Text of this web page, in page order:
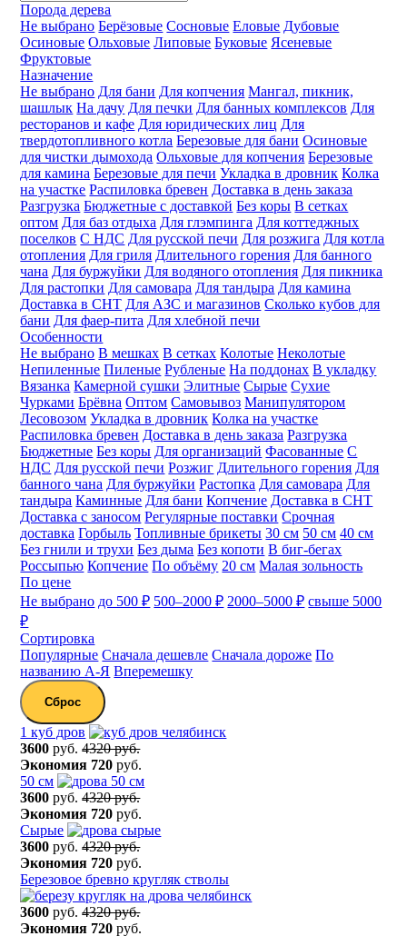
Порода дерева
Не выбрано Берёзовые Сосновые Еловые Дубовые
Осиновые Ольховые Липовые Буковые Ясеневые
Фруктовые
Назначение
Не выбрано Для бани Для копчения Мангал, пикник,
шашлык На дачу Для печки Для банных комплексов Для
ресторанов и кафе Для юридических лиц Для
твердотопливного котла Березовые для бани Осиновые
для чистки дымохода Ольховые для копчения Березовые
для камина Березовые для печи Укладка в дровник Колка
на участке Распиловка бревен Доставка в день заказа
Разгрузка Бюджетные с доставкой Без коры В сетках
оптом Для баз отдыха Для глэмпинга Для коттеджных
поселков С НДС Для русской печи Для розжига Для котла
отопления Для гриля Длительного горения Для банного
чана Для буржуйки Для водяного отопления Для пикника
Для растопки Для самовара Для тандыра Для камина
Доставка в СНТ Для АЗС и магазинов Сколько кубов для
бани Для фаер-пита Для хлебной печи
Особенности
Не выбрано В мешках В сетках Колотые Неколотые
Непиленные Пиленые Рубленые На поддонах В укладку
Вязанка Камерной сушки Элитные Сырые Сухие
Чурками Брёвна Оптом Самовывоз Манипулятором
Лесовозом Укладка в дровник Колка на участке
Распиловка бревен Доставка в день заказа Разгрузка
Бюджетные Без коры Для организаций Фасованные С
НДС Для русской печи Розжиг Длительного горения Для
банного чана Для буржуйки Растопка Для самовара Для
тандыра Каминные Для бани Копчение Доставка в СНТ
Доставка с заносом Регулярные поставки Срочная
доставка Горбыль Топливные брикеты 30 см 50 см 40 см
Без гнили и трухи Без дыма Без копоти В биг-бегах
Россыпью Копчение По объёму 20 см Малая зольность
По цене
Не выбрано до 500 ₽ 500–2000 ₽ 2000–5000 ₽ свыше 5000
₽
Сортировка
Популярные Сначала дешевле Сначала дороже По
названию А-Я Вперемешку
Сброс
1 куб дров
3600 руб.4320 руб.
Экономия 720 руб.
50 см
3600 руб.4320 руб.
Экономия 720 руб.
Сырые
3600 руб.4320 руб.
Экономия 720 руб.
Березовое бревно кругляк стволы
3600 руб.4320 руб.
Экономия 720 руб.